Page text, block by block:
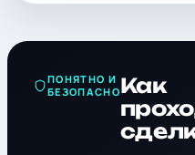
ПОНЯТНО И
БЕЗОПАСНОКак